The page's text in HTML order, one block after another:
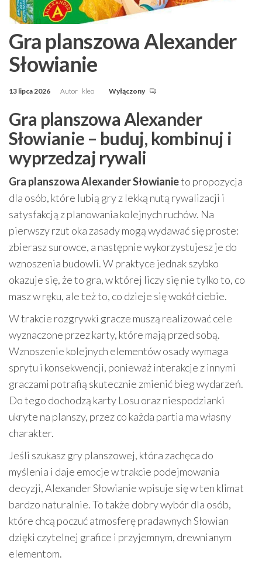
Gra planszowa Alexander
Słowianie
13 lipca 2026 Autor kleo Wyłączony
Gra planszowa Alexander
Słowianie – buduj, kombinuj i
wyprzedzaj rywali
Gra planszowa Alexander Słowianieto propozycja
dla osób, które lubią gry z lekką nutą rywalizacji i
satysfakcją z planowania kolejnych ruchów. Na
pierwszy rzut oka zasady mogą wydawać się proste:
zbierasz surowce, a następnie wykorzystujesz je do
wznoszenia budowli. W praktyce jednak szybko
okazuje się, że to gra, w której liczy się nie tylko to, co
masz w ręku, ale też to, co dzieje się wokół ciebie.
W trakcie rozgrywki gracze muszą realizować cele
wyznaczone przez karty, które mają przed sobą.
Wznoszenie kolejnych elementów osady wymaga
sprytu i konsekwencji, ponieważ interakcje z innymi
graczami potrafią skutecznie zmienić bieg wydarzeń.
Do tego dochodzą karty Losu oraz niespodzianki
ukryte na planszy, przez co każda partia ma własny
charakter.
Jeśli szukasz gry planszowej, która zachęca do
myślenia i daje emocje w trakcie podejmowania
decyzji, Alexander Słowianie wpisuje się w ten klimat
bardzo naturalnie. To także dobry wybór dla osób,
które chcą poczuć atmosferę pradawnych Słowian
dzięki czytelnej grafice i przyjemnym, drewnianym
elementom.